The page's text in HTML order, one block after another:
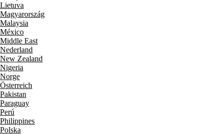
Lietuva
Magyarország
Malaysia
México
Middle East
Nederland
New Zealand
Nigeria
Norge
Österreich
Pakistan
Paraguay
Perú
Philippines
Polska